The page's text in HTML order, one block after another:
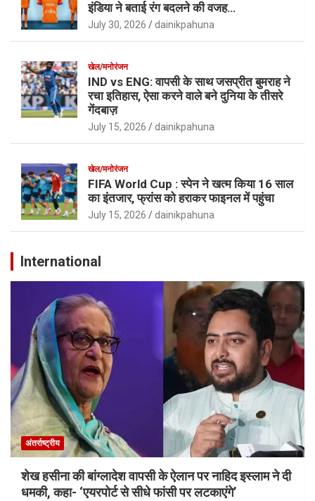
इंडिया ने बताई रंग बदलने की वजह…
July 30, 2026 dainikpahuna
खेल/मनोरंजन
IND vs ENG: वापसी के साथ जसप्रीत बुमराह ने
रचा इतिहास, ऐसा करने वाले बने दुनिया के तीसरे
गेंदबाज़
July 15, 2026 dainikpahuna
खेल/मनोरंजन
FIFA World Cup : स्पेन ने खत्म किया 16 साल
का इंतजार, फ्रांस को हराकर फाइनल में पहुंचा
July 15, 2026 dainikpahuna
International
अंतर्राष्ट्रीय
शेख हसीना की बांग्लादेश वापसी के ऐलान पर नाहिद इस्लाम ने दी
धमकी, कहा- ‘एयरपोर्ट से सीधे फांसी पर लटकाएंगे’